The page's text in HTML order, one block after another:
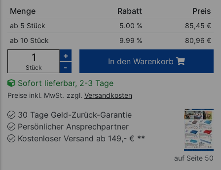
Menge Rabatt Preis
ab 5 Stück 5.00 % 85,45€
ab 10 Stück
9.99 % 80,96€
Stück
+
-
In den Warenkorb
Sofort lieferbar, 2-3 Tage
Preise inkl. MwSt. zzgl. Versandkosten
30 Tage Geld-Zurück-Garantie
Persönlicher Ansprechpartner
Kostenloser Versand ab 149,- € **
auf Seite 50